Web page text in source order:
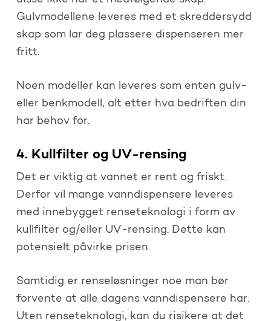
Gulvmodellene leveres med et skreddersydd
skap som lar deg plassere dispenseren mer
fritt.
Noen modeller kan leveres som enten gulv-
eller benkmodell, alt etter hva bedriften din
har behov for.
4. Kullfilter og UV-rensing
Det er viktig at vannet er rent og friskt.
Derfor vil mange vanndispensere leveres
med innebygget renseteknologi i form av
kullfilter og/eller UV-rensing. Dette kan
potensielt påvirke prisen.
Samtidig er renseløsninger noe man bør
forvente at alle dagens vanndispensere har.
Uten renseteknologi, kan du risikere at det